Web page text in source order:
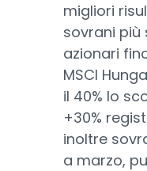
migliori
sovrani più
azionari
MSCI
il 40% lo
+30%
inoltre
a marzo,